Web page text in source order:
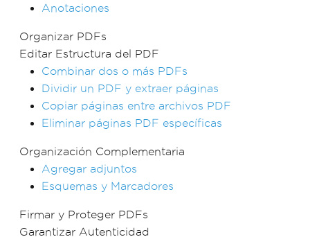
Anotaciones
Organizar PDFs
Editar Estructura del PDF
Combinar dos o más PDFs
Dividir un PDF y extraer páginas
Copiar páginas entre archivos PDF
Eliminar páginas PDF específicas
Organización Complementaria
Agregar adjuntos
Esquemas y Marcadores
Firmar y Proteger PDFs
Garantizar Autenticidad